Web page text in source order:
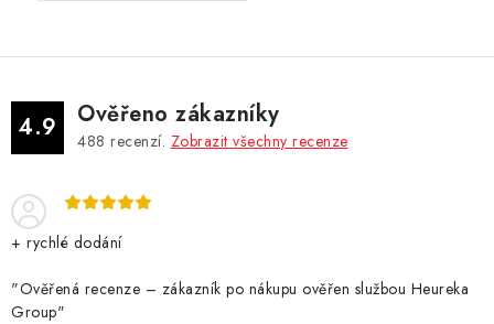
4.9 Ověřeno zákazníky
488 recenzí. Zobrazit všechny recenze
+ rychlé dodání
"Ověřená recenze – zákazník po nákupu ověřen službou Heureka
Group"